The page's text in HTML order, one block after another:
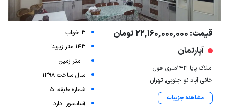
قیمت: 22,160,000,000 تومان
آپارتمان
املاک پایا_۱۴۳متری_فول
خانی آباد نو جنوبی, تهران
مشاهده جزییات
3 خواب
143 متر زیربنا
-- متر زمین
سال ساخت 1398
شماره طبقه: 5
آسانسور: دارد